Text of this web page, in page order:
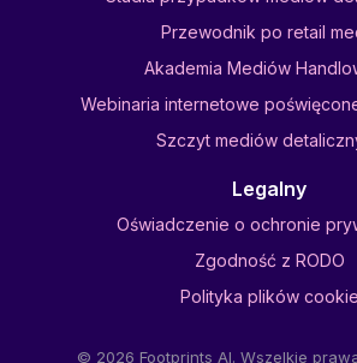
Przewodnik po retail
Akademia Mediów
Webinaria internetowe
Szczyt mediów
Legalny
Oświadczenie o ochronie
Zgodność z RODO
Polityka plików cookie
© 2026 Footprints AI. Wszelkie